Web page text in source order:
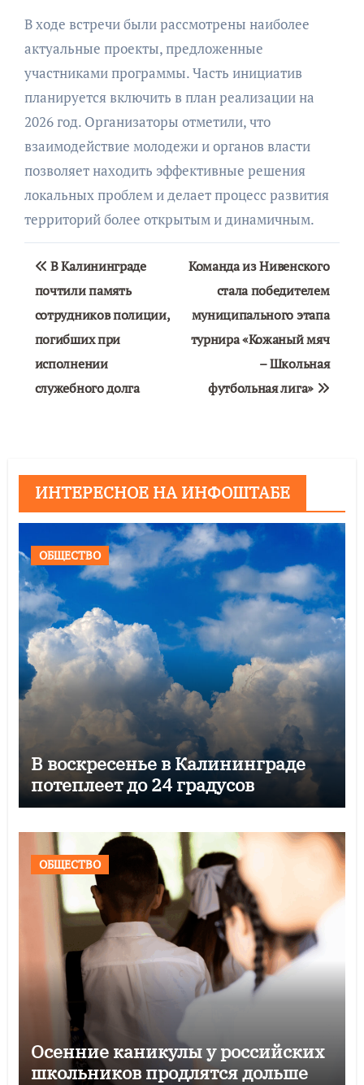
В ходе встречи были рассмотрены наиболее
актуальные проекты, предложенные
участниками программы. Часть инициатив
планируется включить в план реализации на
2026 год. Организаторы отметили, что
взаимодействие молодежи и органов власти
позволяет находить эффективные решения
локальных проблем и делает процесс развития
территорий более открытым и динамичным.
Навигация
по
записям
В Калининграде
почтили память
сотрудников полиции,
погибших при
исполнении
служебного долга
Команда из Нивенского
стала победителем
муниципального этапа
турнира «Кожаный мяч
– Школьная
футбольная лига»
ИНТЕРЕСНОЕ НА ИНФОШТАБЕ
ОБЩЕСТВО
В воскресенье в Калининграде
потеплеет до 24 градусов
ОБЩЕСТВО
Осенние каникулы у российских
школьников продлятся дольше